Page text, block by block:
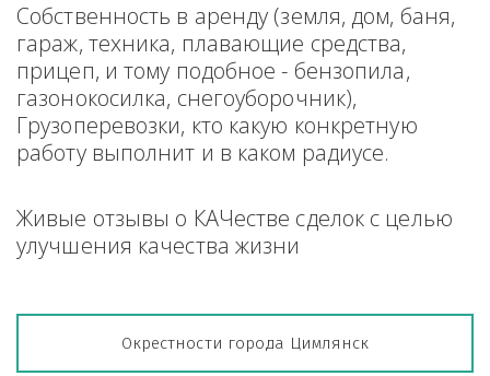
Собственность в аренду (земля, дом, баня,
гараж, техника, плавающие средства,
прицеп, и тому подобное - бензопила,
газонокосилка, снегоуборочник),
Грузоперевозки, кто какую конкретную
работу выполнит и в каком радиусе.
Живые отзывы о КАЧестве сделок с целью
улучшения качества жизни
Окрестности города Цимлянск